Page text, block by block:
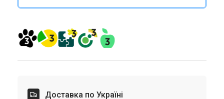
Доставка по Україні